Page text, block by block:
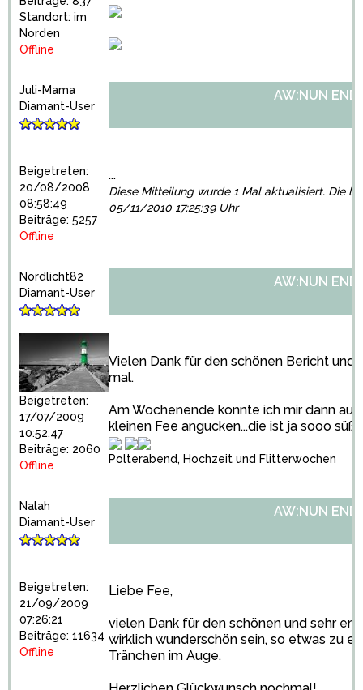
Standort: im
Norden
Offline
Juli-Mama
Diamant-User
Beigetreten:
20/08/2008
08:58:49
Beiträge: 5257
Offline
AW:NUN
...
Diese Mitteilung wurde 1 Mal aktualisiert. Die
05/11/2010 17:25:39 Uhr
Nordlicht82
Diamant-User
Beigetreten:
17/07/2009
10:52:47
Beiträge: 2060
Offline
AW:NUN
Vielen Dank für den schönen Bericht und
mal.
Am Wochenende konnte ich mir dann
kleinen Fee angucken...die ist ja sooo süß!
Polterabend, Hochzeit und Flitterwochen
Nalah
Diamant-User
Beigetreten:
21/09/2009
07:26:21
Beiträge: 11634
Offline
AW:NUN
Liebe Fee,
vielen Dank für den schönen und sehr
wirklich wunderschön sein, so etwas zu
Tränchen im Auge.